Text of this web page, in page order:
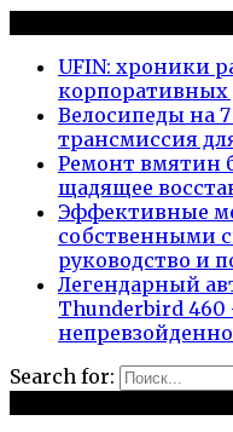
UFIN: хроники
Велосипеды на
трансмиссия
Ремонт вмятин
щадящее
Эффективные
собственными
руководство и
Легендарный
Thunderbird
Search for: